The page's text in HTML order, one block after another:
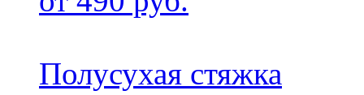
Полусухая стяжка